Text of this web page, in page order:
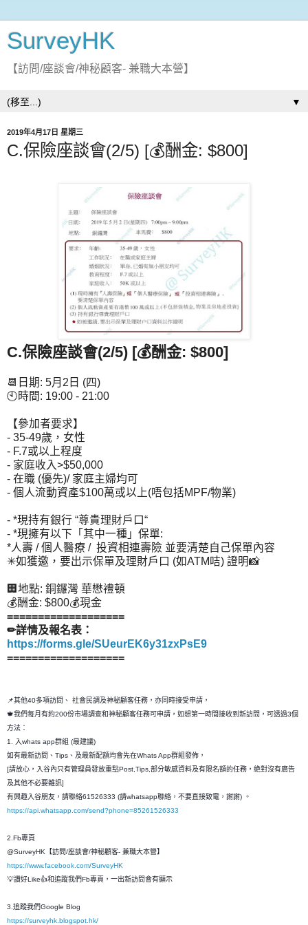
SurveyHK
【訪問/座談會/神秘顧客- 兼職大本營】
▼
2019年4月17日 星期三
C.保險座談會(2/5) [💰酬金: $800]
C.保險座談會(2/5) [💰酬金: $800]
📆日期: 5月2日 (四)
🕙時間: 19:00 - 21:00
【參加者要求】
- 35-49歲，女性
- F.7或以上程度
- 家庭收入>$50,000
- 在職 (優先)/ 家庭主婦均可
- 個人流動資產$100萬或以上(唔包括MPF/物業)
- *現持有銀行 “尊貴理財戶口“
- *現擁有以下「其中一種」保單:
*人壽 / 個人醫療 / 投資相連壽險 並要清楚自己保單內容
✳如獲邀，要出示保單及理財戶口 (如ATM咭) 證明📸
🏢地點: 銅鑼灣 華懋禮頓
💰酬金: $800💰現金
===================
✏詳情及報名表：
https://forms.gle/SUeurEK6y31zxPsE9
===================
📌其他40多項訪問、 社會民調及神秘顧客任務，亦同時接受申請，
🍁我們每月有約200份市場調查和神秘顧客任務可申請，如想第一時間接收到新訪問，可透過3個
方法：
1. 入whats app群組 (最建議)
如有最新訪問、Tips、及最新配額均會先在Whats App群組發佈，
[請放心，入谷內只有管理員發放重點Post,Tips,部分敏感資料及有限名額的任務，絶對沒有廣告
及其他不必要雜訊]
有興趣入谷朋友，請聯絡61526333 (請whatsapp聯絡，不要直接致電，謝謝) 。
https://api.whatsapp.com/send?phone=85261526333
2.Fb專頁
@SurveyHK【訪問/座談會/神秘顧客- 兼職大本營】
https://www.facebook.com/SurveyHK
💡讚好Like👍和追蹤我們Fb專頁，一出新訪問會有顯示
3.追蹤我們Google Blog
https://surveyhk.blogspot.hk/